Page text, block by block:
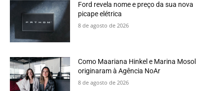
Ford revela nome e preço da sua nova
picape elétrica
8 de agosto de 2026
Como Maariana Hinkel e Marina Mosol
originaram à Agência NoAr
8 de agosto de 2026